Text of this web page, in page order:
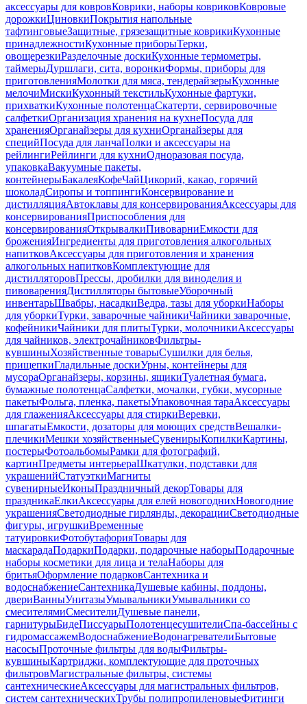
аксессуары для ковровКоврики, наборы ковриковКовровые
дорожкиЦиновкиПокрытия напольные
тафтинговыеЗащитные, грязезащитные коврикиКухонные
принадлежностиКухонные приборыТерки,
овощерезкиРазделочные доскиКухонные термометры,
таймерыДуршлаги, сита, воронкиФормы, приборы для
приготовленияМолотки для мяса, тендерайзерыКухонные
мелочиМискиКухонный текстильКухонные фартуки,
прихваткиКухонные полотенцаСкатерти, сервировочные
салфеткиОрганизация хранения на кухнеПосуда для
храненияОрганайзеры для кухниОрганайзеры для
специйПосуда для ланчаПолки и аксессуары на
рейлингиРейлинги для кухниОдноразовая посуда,
упаковкаВакуумные пакеты,
контейнерыБакалеяКофеЧайЦикорий, какао, горячий
шоколадСиропы и топпингиКонсервирование и
дистилляцияАвтоклавы для консервированияАксессуары для
консервированияПриспособления для
консервированияОткрывалкиПивоварниЕмкости для
броженияИнгредиенты для приготовления алкогольных
напитковАксессуары для приготовления и хранения
алкогольных напитковКомплектующие для
дистилляторовПрессы, дробилки для виноделия и
пивоваренияДистилляторы бытовыеУборочный
инвентарьШвабры, насадкиВедра, тазы для уборкиНаборы
для уборкиТурки, заварочные чайникиЧайники заварочные,
кофейникиЧайники для плитыТурки, молочникиАксессуары
для чайников, электрочайниковФильтры-
кувшиныХозяйственные товарыСушилки для белья,
прищепкиГладильные доскиУрны, контейнеры для
мусораОрганайзеры, корзины, ящикиТуалетная бумага,
бумажные полотенцаСалфетки, мочалки, губки, мусорные
пакетыФольга, пленка, пакетыУпаковочная тараАксессуары
для глаженияАксессуары для стиркиВеревки,
шпагатыЕмкости, дозаторы для моющих средствВешалки-
плечикиМешки хозяйственныеСувенирыКопилкиКартины,
постерыФотоальбомыРамки для фотографий,
картинПредметы интерьераШкатулки, подставки для
украшенийСтатуэткиМагниты
сувенирныеИконыПраздничный декорТовары для
праздникаЕлкиАксессуары для елей новогоднихНовогодние
украшенияСветодиодные гирлянды, декорацииСветодиодные
фигуры, игрушкиВременные
татуировкиФотобутафорияТовары для
маскарадаПодаркиПодарки, подарочные наборыПодарочные
наборы косметики для лица и телаНаборы для
бритьяОформление подарковСантехника и
водоснабжениеСантехникаДушевые кабины, поддоны,
двериВанныУнитазыУмывальникиУмывальники со
смесителямиСмесителиДушевые панели,
гарнитурыБидеПиссуарыПолотенцесушителиСпа-бассейны с
гидромассажемВодоснабжениеВодонагревателиБытовые
насосыПроточные фильтры для водыФильтры-
кувшиныКартриджи, комплектующие для проточных
фильтровМагистральные фильтры, системы
сантехническиеАксессуары для магистральных фильтров,
систем сантехническихТрубы полипропиленовыеФитинги